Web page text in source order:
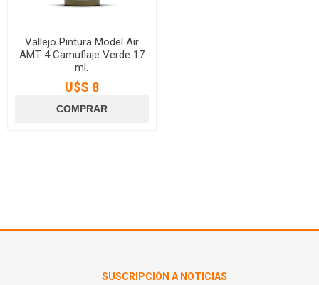
Vallejo Pintura Model Air
AMT-4 Camuflaje Verde 17
ml.
U$S 8
SUSCRIPCIÓN A NOTICIAS